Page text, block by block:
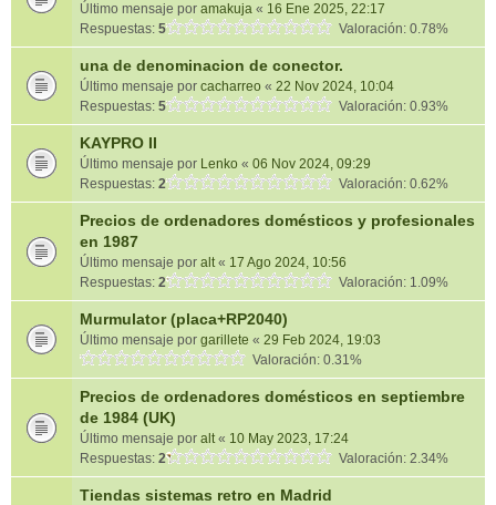
Último mensaje por amakuja « 16 Ene 2025, 22:17
Respuestas: 5 Valoración: 0.78%
una de denominacion de conector.
Último mensaje por cacharreo « 22 Nov 2024, 10:04
Respuestas: 5 Valoración: 0.93%
KAYPRO II
Último mensaje por Lenko « 06 Nov 2024, 09:29
Respuestas: 2 Valoración: 0.62%
Precios de ordenadores domésticos y profesionales
en 1987
Último mensaje por alt« 17 Ago 2024, 10:56
Respuestas: 2 Valoración: 1.09%
Murmulator (placa+RP2040)
Último mensaje por garillete « 29 Feb 2024, 19:03
Valoración: 0.31%
Precios de ordenadores domésticos en septiembre
de 1984 (UK)
Último mensaje por alt« 10 May 2023, 17:24
Respuestas: 2 Valoración: 2.34%
Tiendas sistemas retro en Madrid